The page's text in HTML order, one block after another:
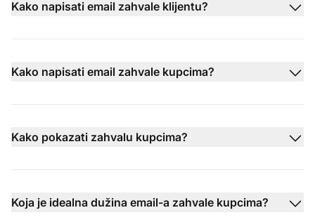
Kako napisati email zahvale klijentu?
Kako napisati email zahvale kupcima?
Kako pokazati zahvalu kupcima?
Koja je idealna dužina email-a zahvale kupcima?